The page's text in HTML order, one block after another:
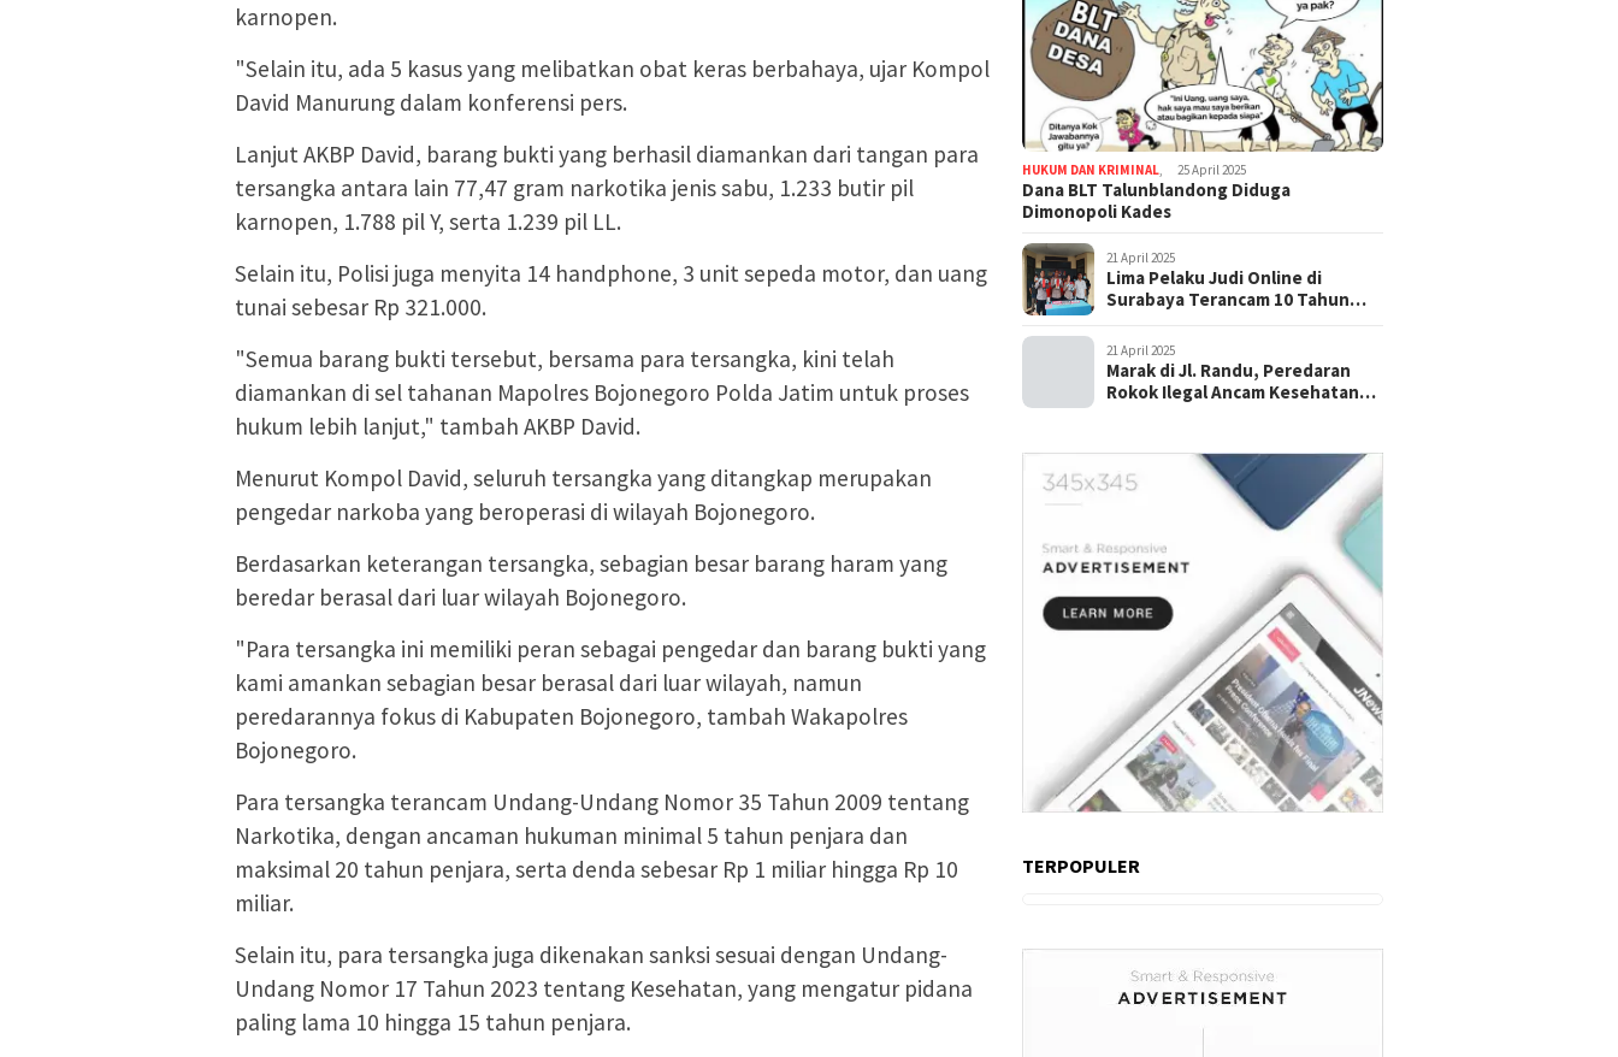
karnopen.
"Selain itu, ada 5 kasus yang melibatkan obat keras berbahaya, ujar Kompol
David Manurung dalam konferensi pers.
Lanjut AKBP David, barang bukti yang berhasil diamankan dari tangan para
tersangka antara lain 77,47 gram narkotika jenis sabu, 1.233 butir pil
karnopen, 1.788 pil Y, serta 1.239 pil LL.
Selain itu, Polisi juga menyita 14 handphone, 3 unit sepeda motor, dan uang
tunai sebesar Rp 321.000.
"Semua barang bukti tersebut, bersama para tersangka, kini telah
diamankan di sel tahanan Mapolres Bojonegoro Polda Jatim untuk proses
hukum lebih lanjut," tambah AKBP David.
Menurut Kompol David, seluruh tersangka yang ditangkap merupakan
pengedar narkoba yang beroperasi di wilayah Bojonegoro.
Berdasarkan keterangan tersangka, sebagian besar barang haram yang
beredar berasal dari luar wilayah Bojonegoro.
"Para tersangka ini memiliki peran sebagai pengedar dan barang bukti yang
kami amankan sebagian besar berasal dari luar wilayah, namun
peredarannya fokus di Kabupaten Bojonegoro, tambah Wakapolres
Bojonegoro.
Para tersangka terancam Undang-Undang Nomor 35 Tahun 2009 tentang
Narkotika, dengan ancaman hukuman minimal 5 tahun penjara dan
maksimal 20 tahun penjara, serta denda sebesar Rp 1 miliar hingga Rp 10
miliar.
Selain itu, para tersangka juga dikenakan sanksi sesuai dengan Undang-
Undang Nomor 17 Tahun 2023 tentang Kesehatan, yang mengatur pidana
paling lama 10 hingga 15 tahun penjara.
HUKUM DAN KRIMINAL 25 April 2025
Dana BLT Talunblandong Diduga
Dimonopoli Kades
21 April 2025
Lima Pelaku Judi Online di
Surabaya Terancam 10 Tahun
21 April 2025
Marak di Jl. Randu, Peredaran
Rokok Ilegal Ancam Kesehatan
TERPOPULER